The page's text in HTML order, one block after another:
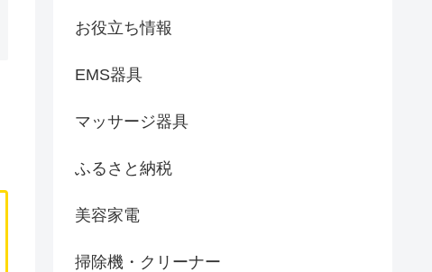
お役立ち情報
EMS器具
マッサージ器具
ふるさと納税
美容家電
掃除機・クリーナー